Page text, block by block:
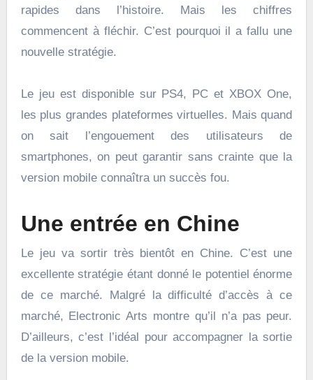
rapides dans l’histoire. Mais les chiffres
commencent à fléchir. C’est pourquoi il a fallu une
nouvelle stratégie.
Le jeu est disponible sur PS4, PC et XBOX One,
les plus grandes plateformes virtuelles. Mais quand
on sait l’engouement des utilisateurs de
smartphones, on peut garantir sans crainte que la
version mobile connaîtra un succès fou.
Une entrée en Chine
Le jeu va sortir très bientôt en Chine. C’est une
excellente stratégie étant donné le potentiel énorme
de ce marché. Malgré la difficulté d’accès à ce
marché, Electronic Arts montre qu’il n’a pas peur.
D’ailleurs, c’est l’idéal pour accompagner la sortie
de la version mobile.